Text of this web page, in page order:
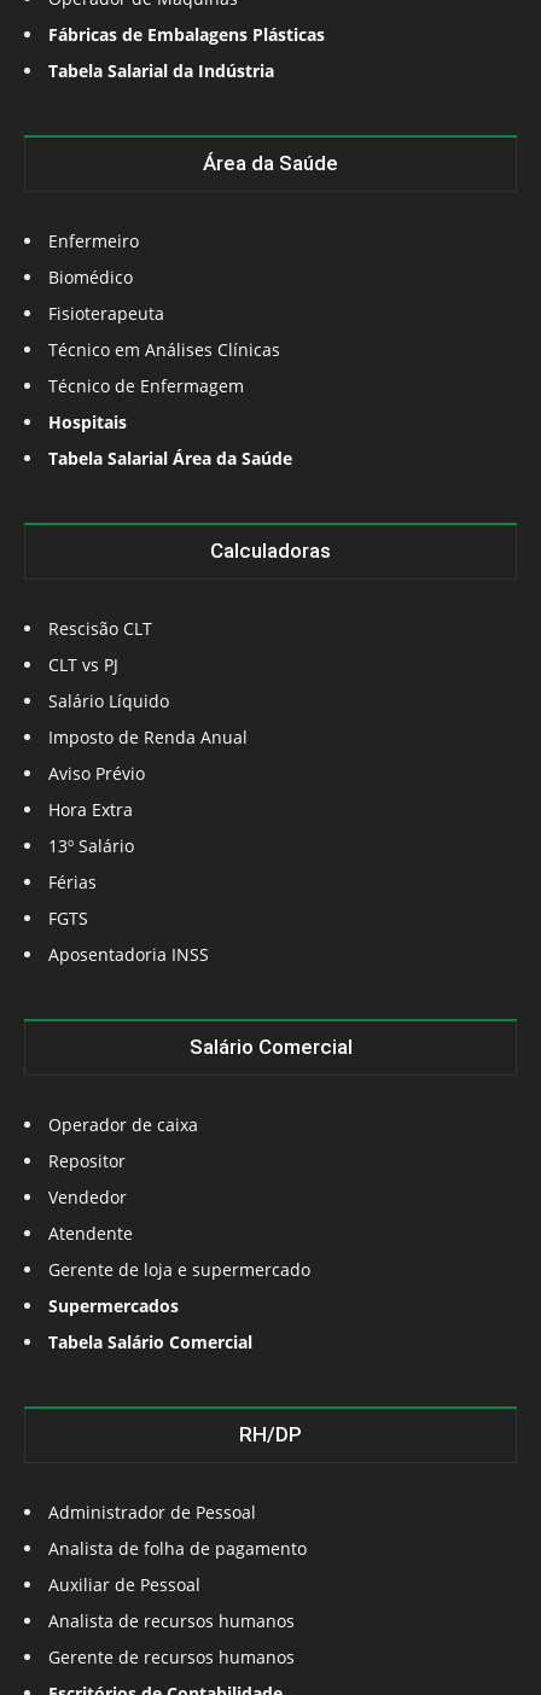
Fábricas de Embalagens Plásticas
Tabela Salarial da Indústria
Área da Saúde
Enfermeiro
Biomédico
Fisioterapeuta
Técnico em Análises Clínicas
Técnico de Enfermagem
Hospitais
Tabela Salarial Área da Saúde
Calculadoras
Rescisão CLT
CLT vs PJ
Salário Líquido
Imposto de Renda Anual
Aviso Prévio
Hora Extra
13º Salário
Férias
FGTS
Aposentadoria INSS
Salário Comercial
Operador de caixa
Repositor
Vendedor
Atendente
Gerente de loja e supermercado
Supermercados
Tabela Salário Comercial
RH/DP
Administrador de Pessoal
Analista de folha de pagamento
Auxiliar de Pessoal
Analista de recursos humanos
Gerente de recursos humanos